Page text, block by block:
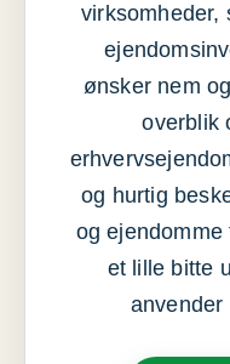
virksomheder,
ønsker nem
overblik
og hurtig
og
et lille bitte
anvender